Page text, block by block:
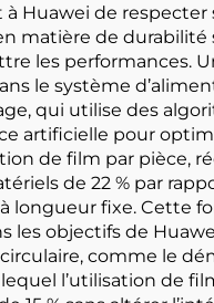
Huawei de respecter
matière de durabilité
les performances.
le système
qui utilise des
artificielle pour
de film par pièce,
de 22 % par
longueur fixe. Cette
les objectifs de
circulaire, comme le
l’utilisation de